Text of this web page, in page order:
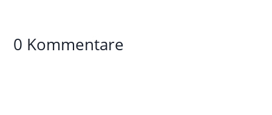
0 Kommentare